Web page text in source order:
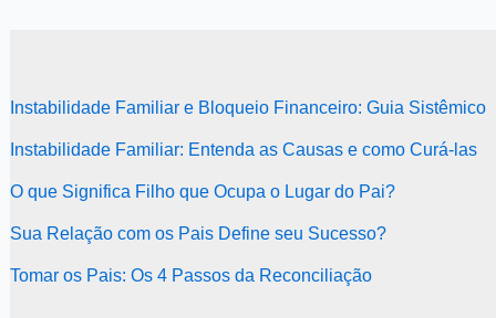
Instabilidade Familiar e Bloqueio Financeiro: Guia Sistêmico
Instabilidade Familiar: Entenda as Causas e como Curá-las
O que Significa Filho que Ocupa o Lugar do Pai?
Sua Relação com os Pais Define seu Sucesso?
Tomar os Pais: Os 4 Passos da Reconciliação